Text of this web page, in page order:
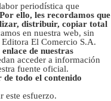
periodística que
Por ello, les recordamos que
distribuir, copiar total
en nuestra web, sin
El Comercio S.A.
de nuestras
acceder a información
fuente oficial.
todo el contenido
este esfuerzo.